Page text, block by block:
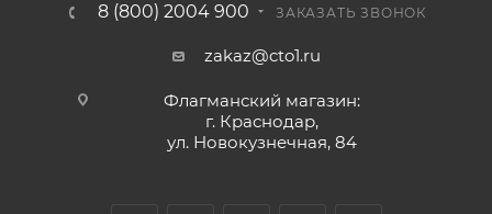
8 (800) 2004 900 ЗАКАЗАТЬ ЗВОНОК
zakaz@cto1.ru
Флагманский магазин:
г. Краснодар,
ул. Новокузнечная, 84